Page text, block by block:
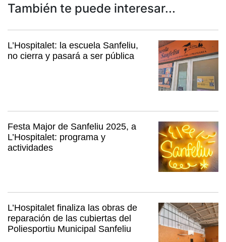
También te puede interesar...
L’Hospitalet: la escuela Sanfeliu,
no cierra y pasará a ser pública
Festa Major de Sanfeliu 2025, a
L’Hospitalet: programa y
actividades
L’Hospitalet finaliza las obras de
reparación de las cubiertas del
Poliesportiu Municipal Sanfeliu